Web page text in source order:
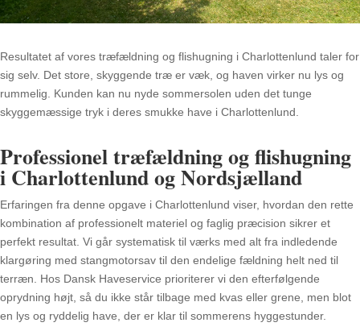
Resultatet af vores træfældning og flishugning i Charlottenlund taler for
sig selv. Det store, skyggende træ er væk, og haven virker nu lys og
rummelig
Kunden kan nu nyde sommersolen uden det tunge
skyggemæssige tryk i deres smukke have i Charlottenlund
Professionel træfældning og flishugning
i Charlottenlund og Nordsjælland
Erfaringen fra denne opgave i Charlottenlund viser, hvordan den rette
kombination af professionelt materiel og faglig præcision sikrer et
perfekt resultat. Vi går systematisk til værks med alt fra indledende
klargøring med stangmotorsav til den endelige fældning helt ned til
terræn. Hos Dansk Haveservice prioriterer vi den efterfølgende
oprydning højt, så du ikke står tilbage med kvas eller grene, men blot
en lys og ryddelig have, der er klar til sommerens hyggestunder.